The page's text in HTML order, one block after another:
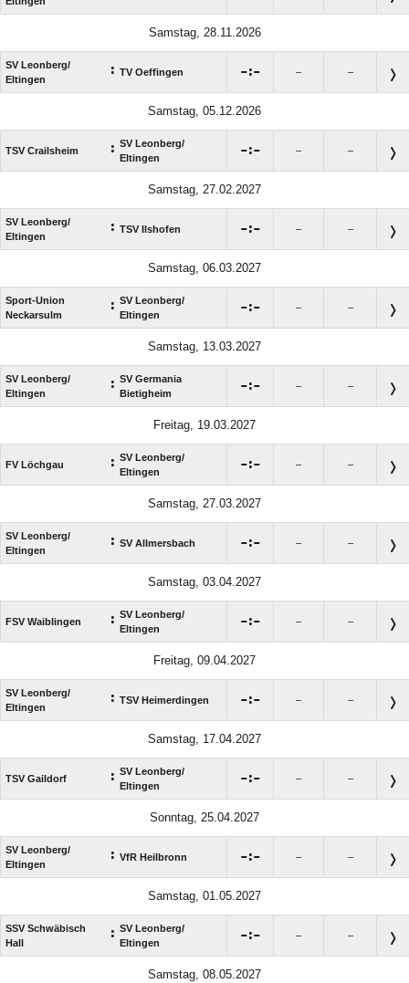
Samstag, 28.11.2026
SV Leonberg/​
Eltingen
: TV Oeffingen : – –
Samstag, 05.12.2026
TSV Crailsheim : SV Leonberg/​
Eltingen
: – –
Samstag, 27.02.2027
SV Leonberg/​
Eltingen
: TSV Ilshofen : – –
Samstag, 06.03.2027
Sport-Union
Neckarsulm
: SV Leonberg/​
Eltingen
: – –
Samstag, 13.03.2027
SV Leonberg/​
Eltingen
: SV Germania
Bietigheim
: – –
Freitag, 19.03.2027
FV Löchgau : SV Leonberg/​
Eltingen
: – –
Samstag, 27.03.2027
SV Leonberg/​
Eltingen
: SV Allmersbach : – –
Samstag, 03.04.2027
FSV Waiblingen : SV Leonberg/​
Eltingen
: – –
Freitag, 09.04.2027
SV Leonberg/​
Eltingen
: TSV Heimerdingen : – –
Samstag, 17.04.2027
TSV Gaildorf : SV Leonberg/​
Eltingen
: – –
Sonntag, 25.04.2027
SV Leonberg/​
Eltingen
: VfR Heilbronn : – –
Samstag, 01.05.2027
SSV Schwäbisch
Hall
: SV Leonberg/​
Eltingen
: – –
Samstag, 08.05.2027